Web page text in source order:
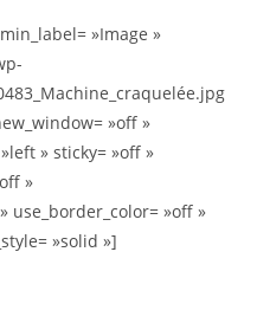
»Image »
»off »
» sticky= »off »
»
use_border_color= »off »
»solid »]